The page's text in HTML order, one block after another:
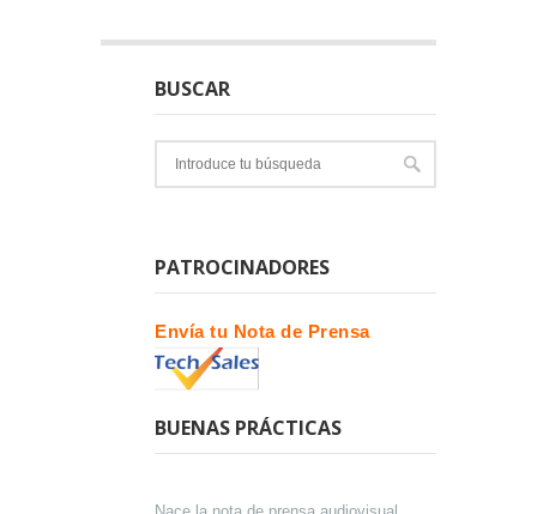
BUSCAR
PATROCINADORES
Envía tu Nota de Prensa
BUENAS PRÁCTICAS